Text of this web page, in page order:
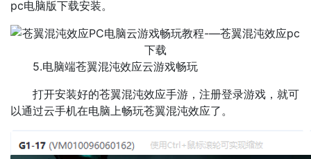
pc电脑版下载安装。
5.电脑端苍翼混沌效应云游戏畅玩
打开安装好的苍翼混沌效应手游，注册登录游戏，就可
以通过云手机在电脑上畅玩苍翼混沌效应了。